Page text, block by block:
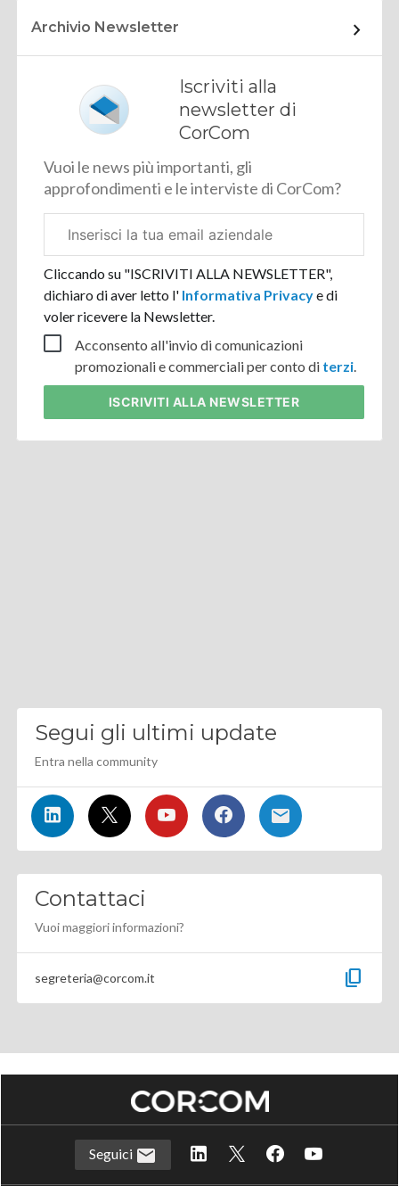
Archivio Newsletter
Iscriviti alla
newsletter di
CorCom
Vuoi le news più importanti, gli
approfondimenti e le interviste di CorCom?
aziendale
Cliccando su "ISCRIVITI ALLA NEWSLETTER",
dichiaro di aver letto l' Informativa Privacye di
voler ricevere la Newsletter.
Acconsento all'invio di comunicazioni
promozionali e commerciali per conto di terzi.
ISCRIVITI ALLA NEWSLETTER
Segui gli ultimi update
Entra nella community
Contattaci
Vuoi maggiori informazioni?
segreteria@corcom.it content_copy
Seguici